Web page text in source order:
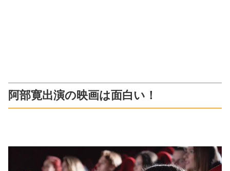
阿部寛出演の映画は面白い！